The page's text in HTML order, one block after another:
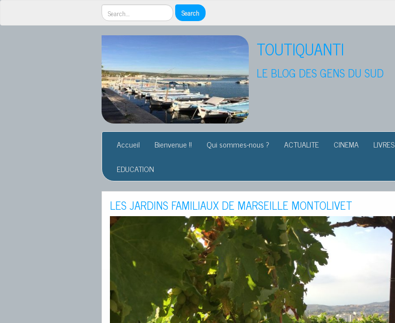
TOUTIQUANTI
LE BLOG DES GENS DU SUD
Accueil Bienvenue !! Qui sommes-nous ? ACTUALITE CINEMA LIVRES
EDUCATION
LES JARDINS FAMILIAUX DE MARSEILLE MONTOLIVET